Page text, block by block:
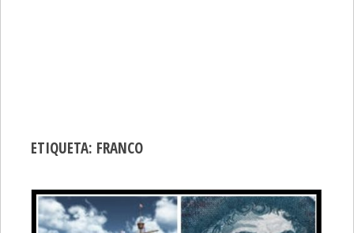
ETIQUETA: FRANCO